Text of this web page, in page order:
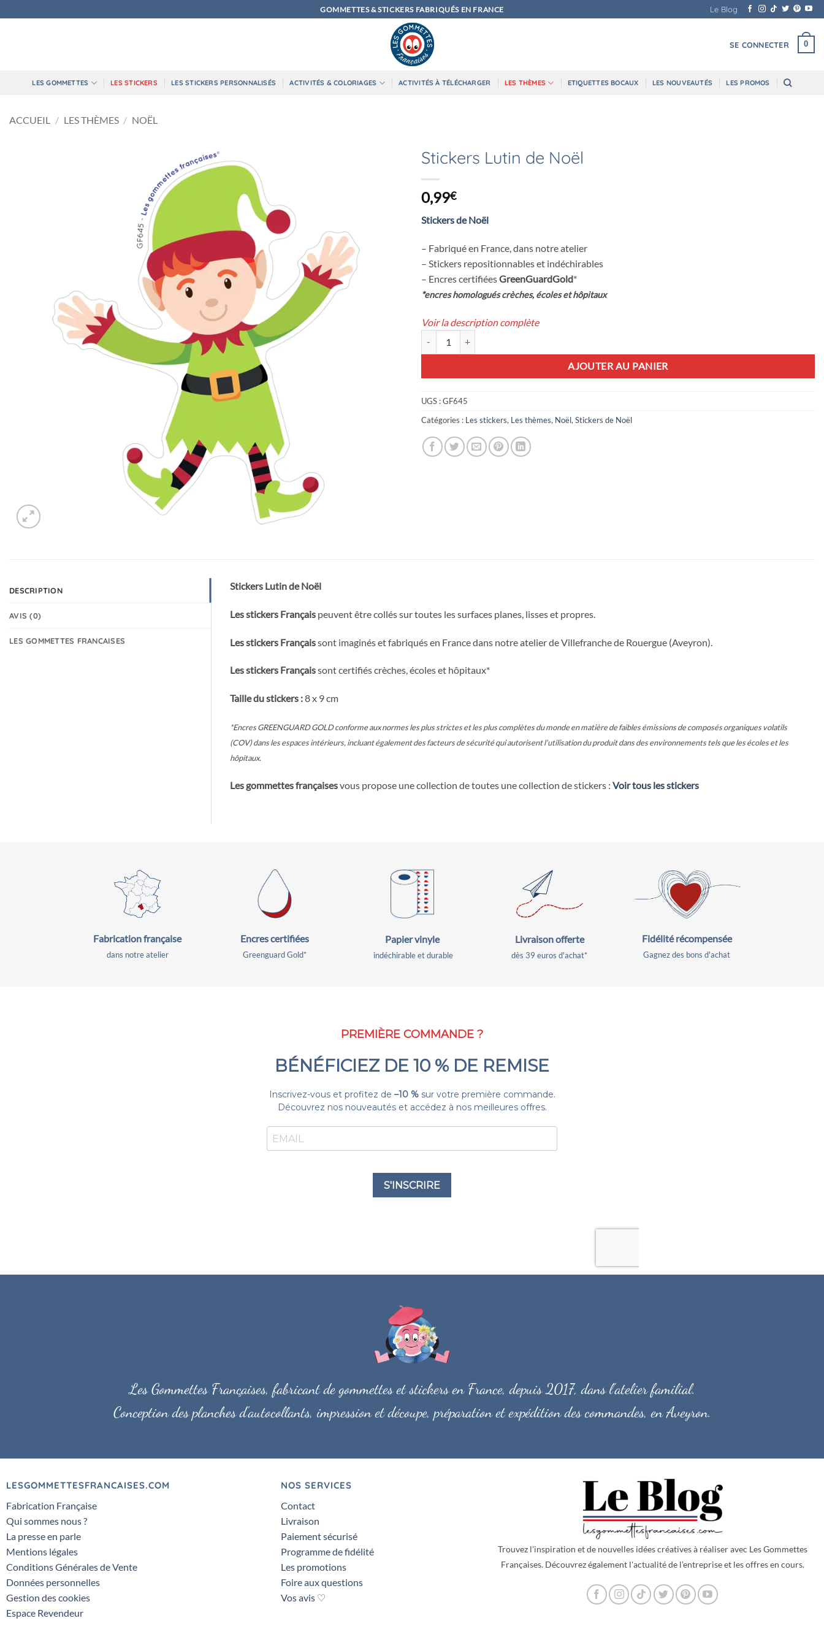
au
GOMMETTES & STICKERS FABRIQUÉS EN FRANCE Le Blog
SE CONNECTER 0
LES GOMMETTES LES STICKERS LES STICKERS PERSONNALISÉS ACTIVITÉS & COLORIAGES ACTIVITÉS À TÉLÉCHARGER LES THÈMES ETIQUETTES BOCAUX LES NOUVEAUTÉS LES PROMOS
ACCUEIL / LES THÈMES / NOËL
Stickers Lutin de Noël
0,99€
Stickers de Noël
– Fabriqué en France, dans notre atelier
– Stickers repositionnables et indéchirables
– Encres certifiéesGreenGuardGold*
*encres homologués crèches, écoles et hôpitaux
Voir la description complète
AJOUTER AU PANIER
UGS :GF645
Catégories : Les stickers, Les thèmes, Noël, Stickers de Noël
DESCRIPTION
AVIS (0)
LES GOMMETTES FRANCAISES
Stickers Lutin de Noël
Les stickers Françaispeuvent être collés sur toutes les surfaces planes, lisses et propres.
Les stickers Françaissont imaginés et fabriqués en France dans notre atelier de Villefranche de Rouergue (Aveyron).
Les stickers Françaissont certifiés crèches, écoles et hôpitaux*
Taille du stickers :8 x 9 cm
*Encres GREENGUARD GOLD conforme aux normes les plus strictes et les plus complètes du monde en matière de faibles émissions de composés organiques volatils
(COV) dans les espaces intérieurs, incluant également des facteurs de sécurité qui autorisent l’utilisation du produit dans des environnements tels que les écoles et les
hôpitaux.
Les gommettes françaisesvous propose une collection de toutes une collection de stickers : Voir tous les stickers
Fabricationfrançaise
dans notre atelier
Encres certifiées
Greenguard Gold*
Papier vinyle
indéchirable et durable
Livraison offerte
dès 39 euros d'achat*
Fidélité récompensée
Gagnez des bons d'achat
Les Gommettes Françaises, fabricant de gommettes et stickers en France, depuis 2017, dans l'atelier familial.
Conception des planches d'autocollants, impression et découpe, préparation et expédition des commandes, en Aveyron.
LESGOMMETTESFRANCAISES.COM
Fabrication Française
Qui sommes nous ?
La presse en parle
Mentions légales
Conditions Générales de Vente
Données personnelles
Gestion des cookies
Espace Revendeur
NOS SERVICES
Contact
Livraison
Paiement sécurisé
Programme de fidélité
Les promotions
Foire aux questions
Vos avis ♡
Trouvez l'inspiration et de nouvelles idées créatives à réaliser avec Les Gommettes
Françaises. Découvrez également l'actualité de l'entreprise et les offres en cours.